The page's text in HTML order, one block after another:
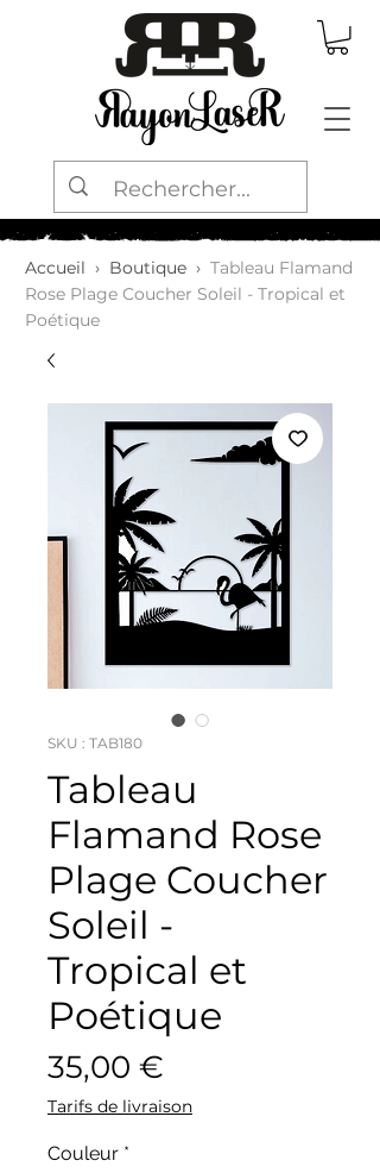
Accueil › Boutique › Tableau Flamand
Rose Plage Coucher Soleil - Tropical et
Poétique
SKU : TAB180
Tableau
Flamand Rose
Plage Coucher
Soleil -
Tropical et
Poétique
35,00 €
Tarifs de livraison
Couleur *